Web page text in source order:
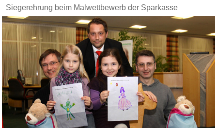
Siegerehrung beim Malwettbewerb der Sparkasse